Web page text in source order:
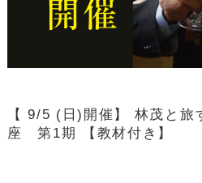
【 9/5 (日)開催】 林茂と旅
座 第1期 【教材付き】